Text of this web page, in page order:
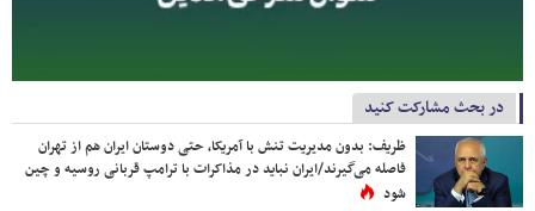
در بحث مشارکت کنید
ظریف: بدون مدیریت تنش با آمریکا، حتی دوستان ایران هم از تهران
فاصله می‌گیرند/ایران نباید در مذاکرات با ترامپ قربانی روسیه و چین
شود